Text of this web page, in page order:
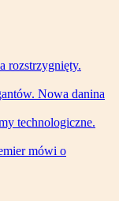
rozstrzygnięty.
Nowa danina
technologiczne.
mówi o